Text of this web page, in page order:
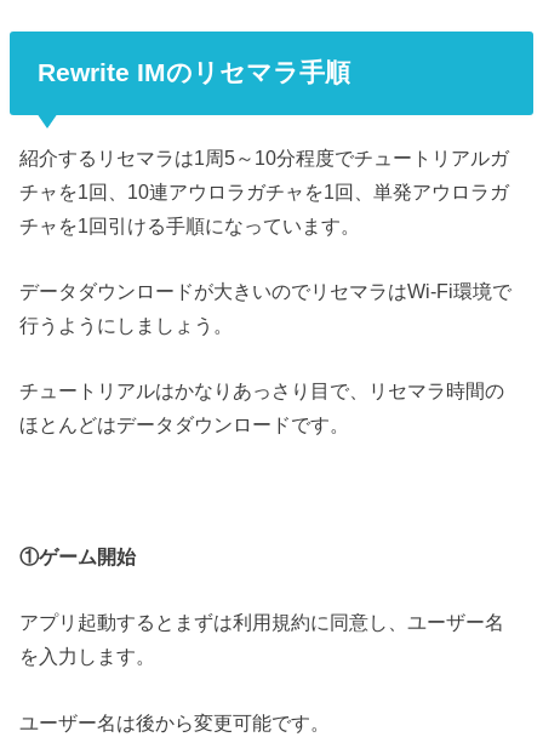
Rewrite IMのリセマラ手順
紹介するリセマラは1周5～10分程度でチュートリアルガ
チャを1回、10連アウロラガチャを1回、単発アウロラガ
チャを1回引ける手順になっています。
データダウンロードが大きいのでリセマラはWi-Fi環境で
行うようにしましょう。
チュートリアルはかなりあっさり目で、リセマラ時間の
ほとんどはデータダウンロードです。
①ゲーム開始
アプリ起動するとまずは利用規約に同意し、ユーザー名
を入力します。
ユーザー名は後から変更可能です。